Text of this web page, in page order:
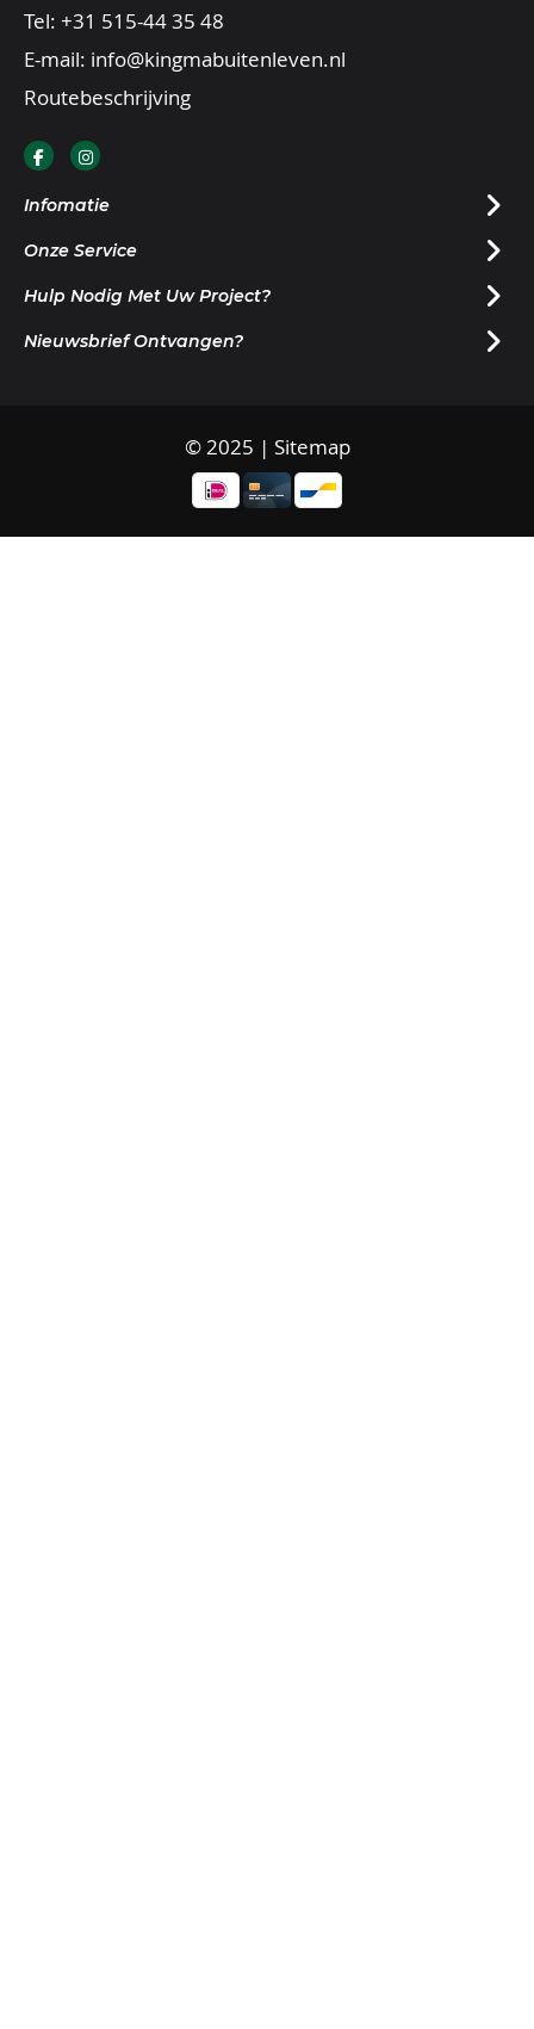
Tel: +31 515-44 35 48
E-mail: info@kingmabuitenleven.nl
Routebeschrijving
Infomatie
Onze Service
Hulp Nodig Met Uw Project?
Nieuwsbrief Ontvangen?
© 2025 | Sitemap